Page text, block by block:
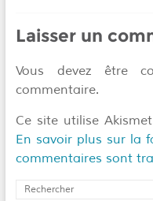
Laisser un
Vous devez être
commentaire.
Ce site utilise
En savoir plus sur la
commentaires sont